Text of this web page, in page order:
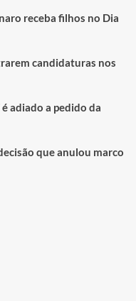
receba filhos no Dia
candidaturas nos
adiado a pedido da
que anulou marco